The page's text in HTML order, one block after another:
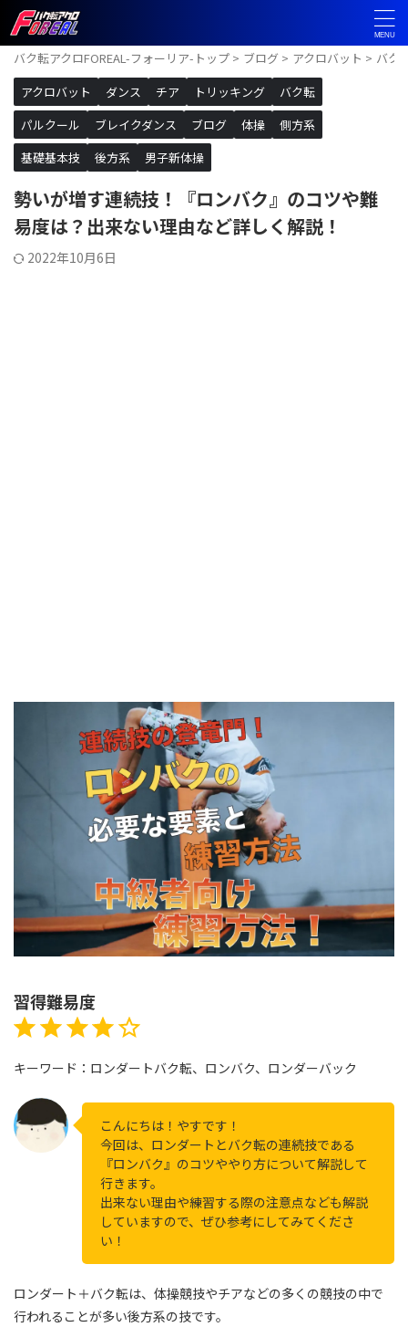
バク転アクロFOREAL-フォーリア-トップ > ブログ > アクロバット > バク
アクロバット
ダンス チア トリッキング
バク転
パルクール
ブレイクダンス ブログ 体操
側方系
基礎基本技
後方系 男子新体操
勢いが増す連続技！『ロンバク』のコツや難
易度は？出来ない理由など詳しく解説！
2022年10月6日
習得難易度
⭐⭐⭐ ⭐
キーワード：ロンダートバク転、ロンバク、ロンダーバック
こんにちは！やすです！
今回は、ロンダートとバク転の連続技である
『ロンバク』のコツややり方について解説して
行きます。
出来ない理由や練習する際の注意点なども解説
していますので、ぜひ参考にしてみてくださ
い！
ロンダート＋バク転は、体操競技やチアなどの多くの競技の中で
行われることが多い後方系の技です。